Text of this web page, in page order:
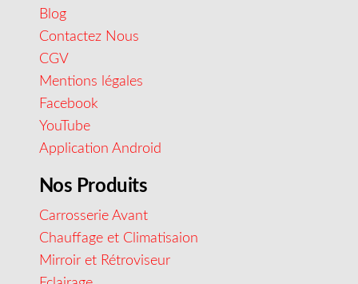
Blog
Contactez Nous
CGV
Mentions légales
Facebook
YouTube
Application Android
Nos Produits
Carrosserie Avant
Chauffage et Climatisaion
Mirroir et Rétroviseur